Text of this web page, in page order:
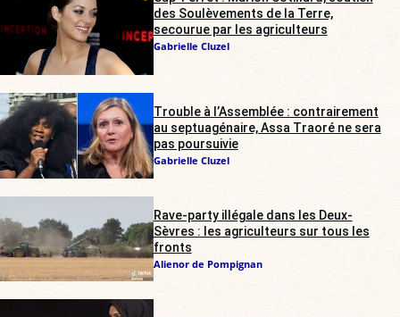
des Soulèvements de la Terre,
secourue par les agriculteurs
Gabrielle Cluzel
Trouble à l’Assemblée : contrairement
au septuagénaire, Assa Traoré ne sera
pas poursuivie
Gabrielle Cluzel
Rave-party illégale dans les Deux-
Sèvres : les agriculteurs sur tous les
fronts
Alienor de Pompignan